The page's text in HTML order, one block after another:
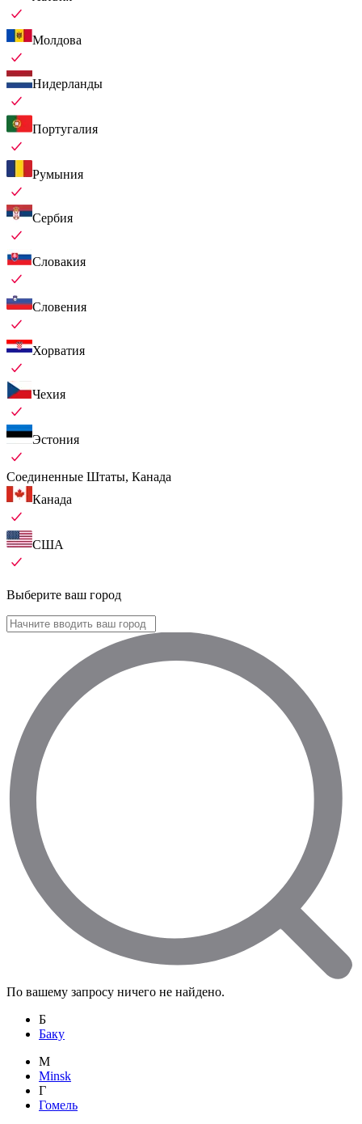
Молдова
Нидерланды
Португалия
Румыния
Сербия
Словакия
Словения
Хорватия
Чехия
Эстония
Соединенные Штаты, Канада
Канада
США
Выберите ваш город
По вашему запросу ничего не найдено.
Б
Баку
M
Minsk
Г
Гомель